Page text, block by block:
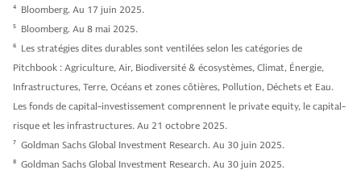
4 Bloomberg. Au 17 juin 2025.
5 Bloomberg. Au 8 mai 2025.
6 Les stratégies dites durables sont ventilées selon les catégories de
Pitchbook : Agriculture, Air, Biodiversité & écosystèmes, Climat, Énergie,
Infrastructures, Terre, Océans et zones côtières, Pollution, Déchets et Eau.
Les fonds de capital-investissement comprennent le private equity, le capital-
risque et les infrastructures. Au 21 octobre 2025.
7 Goldman Sachs Global Investment Research. Au 30 juin 2025.
8 Goldman Sachs Global Investment Research. Au 30 juin 2025.